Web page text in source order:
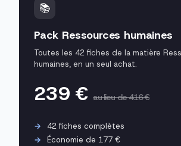
📚
Pack Ressources humaines
Toutes les 42 fiches de la matière
humaines, en un seul achat.
239 €au lieu de 416 €
42 fiches complètes
Économie de 177 €